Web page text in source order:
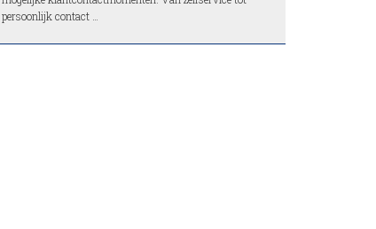
persoonlijk contact …